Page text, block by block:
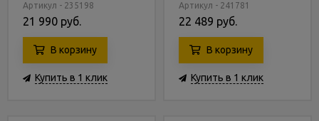
Артикул - 235198
21 990 руб.
В корзину
Купить в 1 клик
Артикул - 241781
22 489 руб.
В корзину
Купить в 1 клик